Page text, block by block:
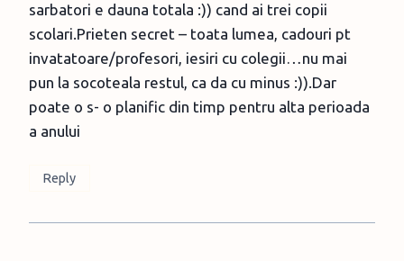
sarbatori e dauna totala :)) cand ai trei copii
scolari.Prieten secret – toata lumea, cadouri pt
invatatoare/profesori, iesiri cu colegii…nu mai
pun la socoteala restul, ca da cu minus :)).Dar
poate o s- o planific din timp pentru alta perioada
a anului
Reply